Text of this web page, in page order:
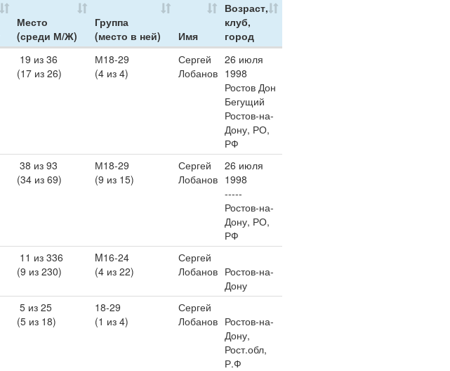
Место
(среди М/Ж)
Группа
(место в ней)
Имя
Возраст,
клуб,
город
19 из 36
(17 из 26)
М18-29
(4 из 4)
Сергей
Лобанов
26 июля
1998
Ростов Дон
Бегущий
Ростов-на-
Дону, РО,
РФ
38 из 93
(34 из 69)
М18-29
(9 из 15)
Сергей
Лобанов
26 июля
1998
-----
Ростов-на-
Дону, РО,
РФ
11 из 336
(9 из 230)
M16-24
(4 из 22)
Сергей
Лобанов Ростов-на-
Дону
5 из 25
(5 из 18)
18-29
(1 из 4)
Сергей
Лобанов Ростов-на-
Дону,
Рост.обл,
Р.Ф